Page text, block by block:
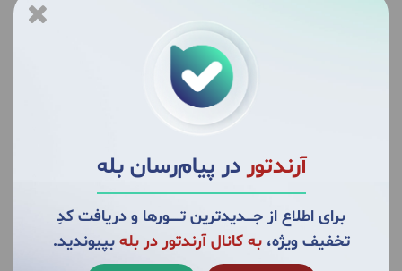
آرندتوردر پیام‌رسان بله
برای اطلاع از جــــدیدترین تــــــورها و دریافت کدِ
تخفیف ویژه،به کانال آرندتور در بله بپیوندید.
همانطور که اشاره شد، مقبره الشعرا در محله سرخاب قرار
دارد، برای رفتن به این مقبره باید به محله ششگلان، خیابان
ثقه الاسلام، تقاطع عارف، تکیه حیدر، در کنار بقعه سید
حمزه و مقبره قائم مقام و ملاباشی بروید.